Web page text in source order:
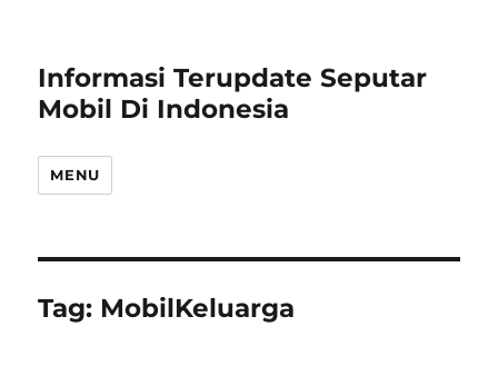
Informasi Terupdate Seputar
Mobil Di Indonesia
MENU
Tag: MobilKeluarga